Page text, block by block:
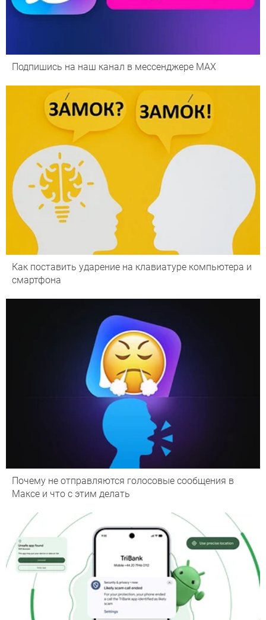
Подпишись на наш канал в мессенджере МАХ
Как поставить ударение на клавиатуре компьютера и
смартфона
Почему не отправляются голосовые сообщения в
Максе и что с этим делать